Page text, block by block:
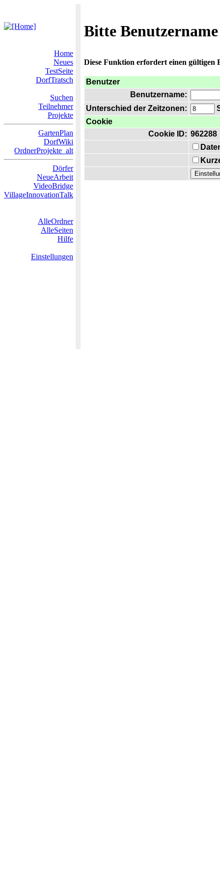
Bitte
Home
Neues
TestSeite
DorfTratsch
Suchen
Teilnehmer
Projekte
GartenPlan
DorfWiki
OrdnerProjekte_alt
Dörfer
NeueArbeit
VideoBridge
VillageInnovationTalk
AlleOrdner
AlleSeiten
Hilfe
Einstellungen
Diese Funktion erfordert einen gültigen
Benutzer
Benutzername:
Unterschied der Zeitzonen:
Cookie
Cookie ID: 962288